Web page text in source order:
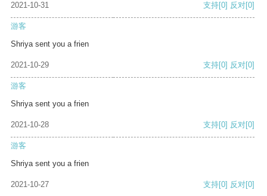
2021-10-31 支持[0] 反对[0]
游客
Shriya sent you a frien
2021-10-29 支持[0] 反对[0]
游客
Shriya sent you a frien
2021-10-28 支持[0] 反对[0]
游客
Shriya sent you a frien
2021-10-27 支持[0] 反对[0]